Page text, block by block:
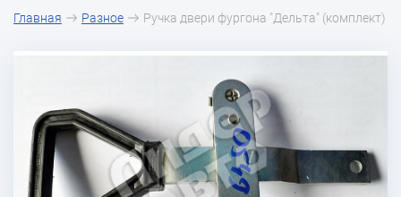
Главная Разное Ручка двери фургона "Дельта" (комплект)